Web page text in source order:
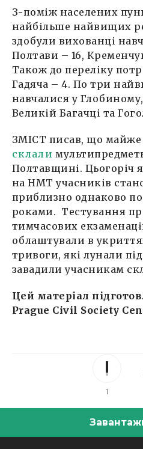
З-поміж населених
найбільше найвищих
здобули вихованці
Полтави – 16,
Також до переліку
Гадяча – 4. По три
навчалися у
Великій Багачці та
ЗМІСТ писав, що майже
склали
Полтавщині. Цьогоріч
на НМТ учасників
приблизно однаково
роками. Тестування
тимчасових
облаштували в
тривоги, які лунали
завадили учасникам
Цей матеріал
Prague Civil Society
1